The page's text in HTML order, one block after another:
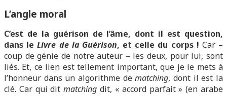
L’angle moral
C’est de la guérison de l’âme, dont il est question,
dans leLivre de la Guérison, et celle du corps ! Car –
coup de génie de notre auteur – les deux, pour lui, sont
liés. Et, ce lien est tellement important, que je le mets à
l’honneur dans un algorithme dematching, dont il est la
clé. Car qui ditmatching dit, « accord parfait » (en arabe